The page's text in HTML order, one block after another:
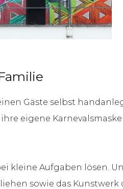
Gäste selbst
eigene
kleine Aufgaben lösen.
sowie das Kunstwerk